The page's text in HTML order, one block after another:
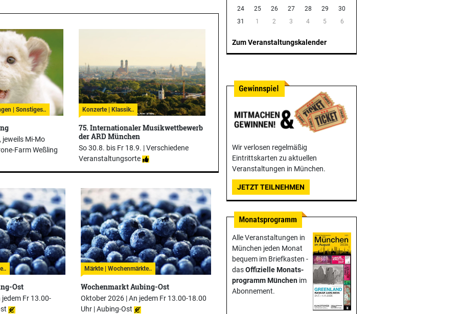
| Sonstiges..
jeweils Mi-Mo
Farm Weßling
Konzerte | Klassik..
75. Internationaler Musikwettbewerb
der ARD München
So 30.8. bis Fr 18.9. |Verschiedene
Veranstaltungsorte
Ost
Fr 13.00-
Märkte | Wochenmärkte..
Wochenmarkt Aubing-Ost
Oktober 2026 | An jedem Fr 13.00-18.00
Uhr |Aubing-Ost
24
25 26 27 28 29
30
31
1 2 3 4 5 6
Zum Veranstaltungskalender
Wir verlosen regelmäßig
Eintrittskarten zu aktuellen
Veranstaltungen in München.
JETZT TEILNEHMEN
Alle Veranstaltungen in
München jeden Monat
bequem im Briefkasten -
dasOffizielle Monats­
programm München im
Abonnement.